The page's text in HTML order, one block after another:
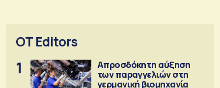
OT Editors
1
Απροσδόκητη αύξηση
των παραγγελιών στη
γερμανική βιομηχανία